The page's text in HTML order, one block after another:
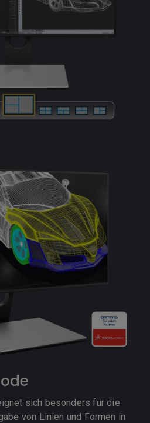
sich besonders für die
von Linien und Formen in